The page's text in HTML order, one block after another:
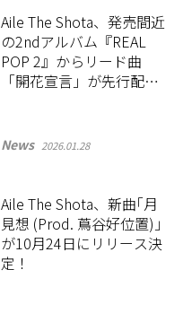
Aile The Shota、発売間近
の2ndアルバム『REAL
POP 2』からリード曲
「開花宣言」が先行配
News 2026.01.28
Aile The Shota、新曲｢月
見想 (Prod. 蔦谷好位置)｣
が10月24日にリリース決
定！